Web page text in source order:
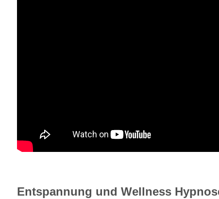
Entspannung und Wellness